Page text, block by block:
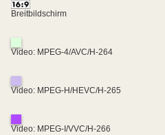
Breitbildschirm
Video: MPEG-4/AVC/H-264
Video: MPEG-H/HEVC/H-265
Video: MPEG-I/VVC/H-266